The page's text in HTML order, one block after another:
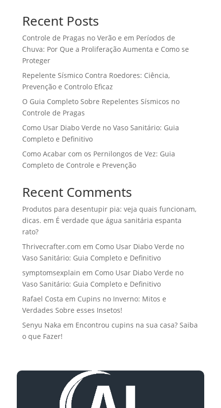
Recent Posts
Controle de Pragas no Verão e em Períodos de
Chuva: Por Que a Proliferação Aumenta e Como se
Proteger
Repelente Sísmico Contra Roedores: Ciência,
Prevenção e Controlo Eficaz
O Guia Completo Sobre Repelentes Sísmicos no
Controle de Pragas
Como Usar Diabo Verde no Vaso Sanitário: Guia
Completo e Definitivo
Como Acabar com os Pernilongos de Vez: Guia
Completo de Controle e Prevenção
Recent Comments
Produtos para desentupir pia: veja quais funcionam,
dicas. em É verdade que água sanitária espanta
rato?
Thrivecrafter.com em Como Usar Diabo Verde no
Vaso Sanitário: Guia Completo e Definitivo
symptomsexplain em Como Usar Diabo Verde no
Vaso Sanitário: Guia Completo e Definitivo
Rafael Costa em Cupins no Inverno: Mitos e
Verdades Sobre esses Insetos!
Senyu Naka em Encontrou cupins na sua casa? Saiba
o que Fazer!